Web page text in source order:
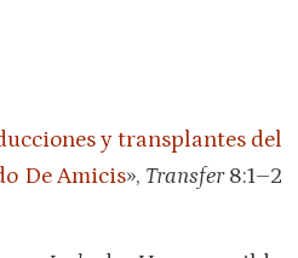
y transplantes del
De Amicis», Transfer8:1–2